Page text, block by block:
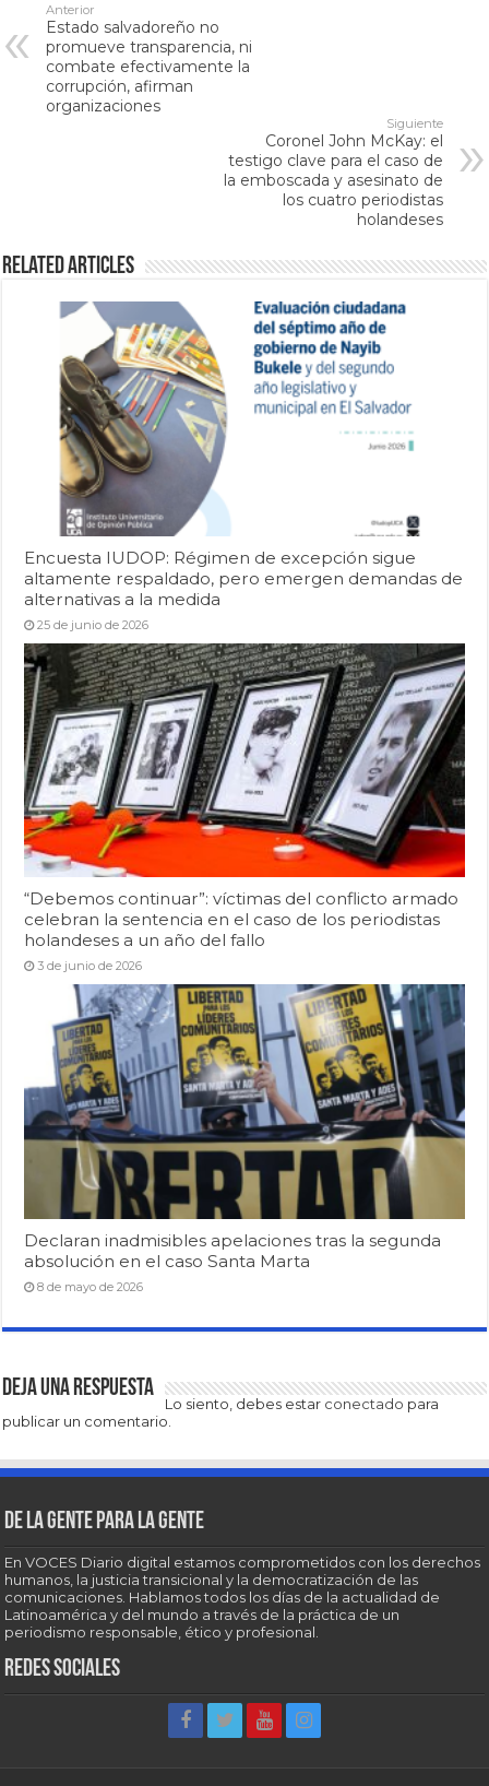
Anterior
Estado salvadoreño no
promueve transparencia, ni
combate efectivamente la
corrupción, afirman
organizaciones
Siguiente
Coronel John McKay: el
testigo clave para el caso de
la emboscada y asesinato de
los cuatro periodistas
holandeses
Related Articles
Encuesta IUDOP: Régimen de excepción sigue
altamente respaldado, pero emergen demandas de
alternativas a la medida
25 de junio de 2026
“Debemos continuar”: víctimas del conflicto armado
celebran la sentencia en el caso de los periodistas
holandeses a un año del fallo
3 de junio de 2026
Declaran inadmisibles apelaciones tras la segunda
absolución en el caso Santa Marta
8 de mayo de 2026
Deja una respuesta
Lo siento, debes estar conectado para
publicar un comentario.
De la gente para la gente
En VOCES Diario digital estamos comprometidos con los derechos
humanos, la justicia transicional y la democratización de las
comunicaciones. Hablamos todos los días de la actualidad de
Latinoamérica y del mundo a través de la práctica de un
periodismo responsable, ético y profesional.
Redes sociales